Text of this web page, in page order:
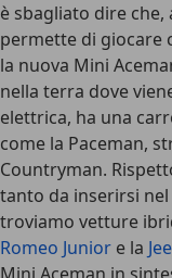
è sbagliato dire
permette di giocare
la nuova Mini
nella terra dove
elettrica, ha una
come la Paceman,
Countryman.
tanto da inserirsi nel
troviamo vetture
Romeo Junior e la